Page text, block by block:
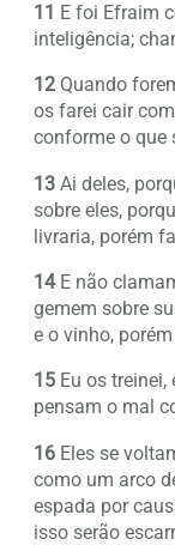
11 E foi Efraim
inteligência;
12 Quando
os farei cair
conforme o que
13 Ai deles,
sobre eles,
livraria, porém
14E não
gemem sobre
e o vinho,
15 Eu os
pensam o mal
16 Eles se
como um arco
espada por
isso serão